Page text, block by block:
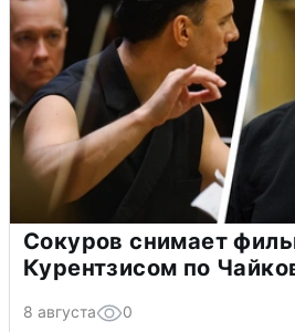
Сокуров снимает
Курентзисом по
8 августа 0